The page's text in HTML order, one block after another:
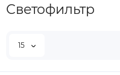
Светофильтр
15